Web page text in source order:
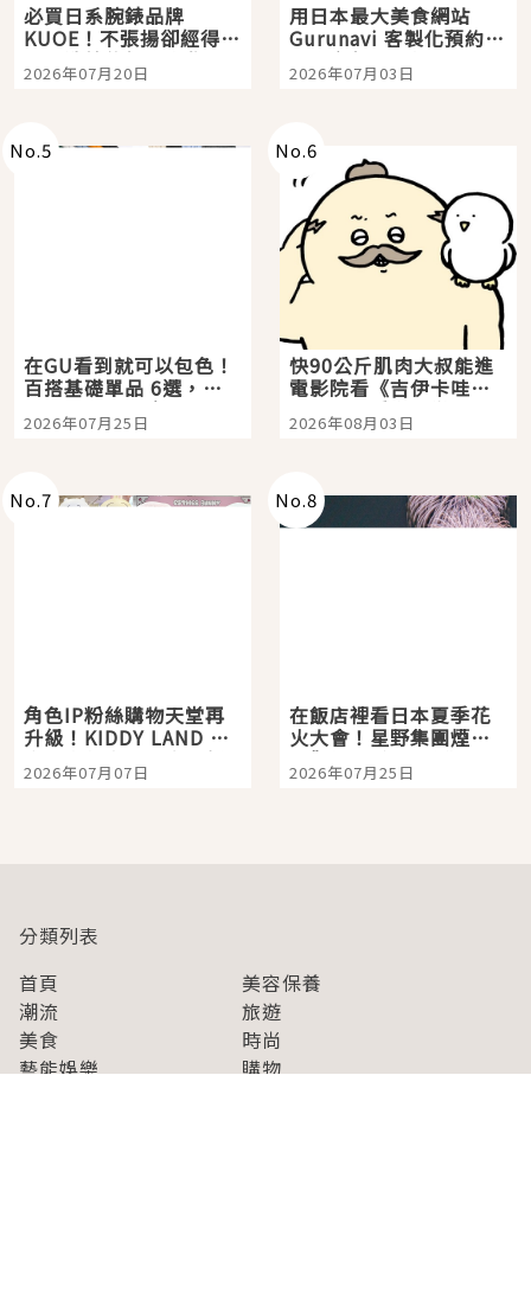
必買日系腕錶品牌
KUOE！不張揚卻經得起
時間洗鍊的經典之作五
選
2026年07月20日
用日本最大美食網站
Gurunavi 客製化預約九
大都市餐廳，打造專屬
美食體驗！
2026年07月03日
No.5
在GU看到就可以包色！
百搭基礎單品 6選，閉
眼全收也不心疼
2026年07月25日
No.6
快90公斤肌肉大叔能進
電影院看《吉伊卡哇》
嗎？日本重金屬樂團
「打首」會長與nagano
2026年08月03日
No.7
角色IP粉絲購物天堂再
升級！KIDDY LAND 原
宿店吉伊卡哇迎客，新
開幕 OMOKADO 店3分
2026年07月07日
No.8
在飯店裡看日本夏季花
火大會！星野集團煙火
景觀飯店6選，讓你不用
人擠人悠閒欣賞
2026年07月25日
分類列表
首頁
美容保養
潮流
旅遊
美食
時尚
藝能娛樂
購物